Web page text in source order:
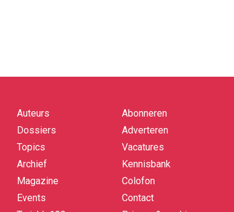
Quick
links
Auteurs
Dossiers
Topics
Archief
Magazine
Events
Abonneren
Adverteren
Vacatures
Kennisbank
Colofon
Contact